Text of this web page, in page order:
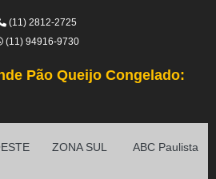
(11) 2812-2725
(11) 94916-9730
Pão Queijo Congelado:
ZONA SUL ABC Paulista